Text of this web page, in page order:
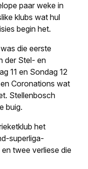
paar weke in
klubs wat hul
begin het.
die eerste
der Stel- en
11 en Sondag 12
Coronations wat
Stellenbosch
buig.
het
superliga-
twee verliese die